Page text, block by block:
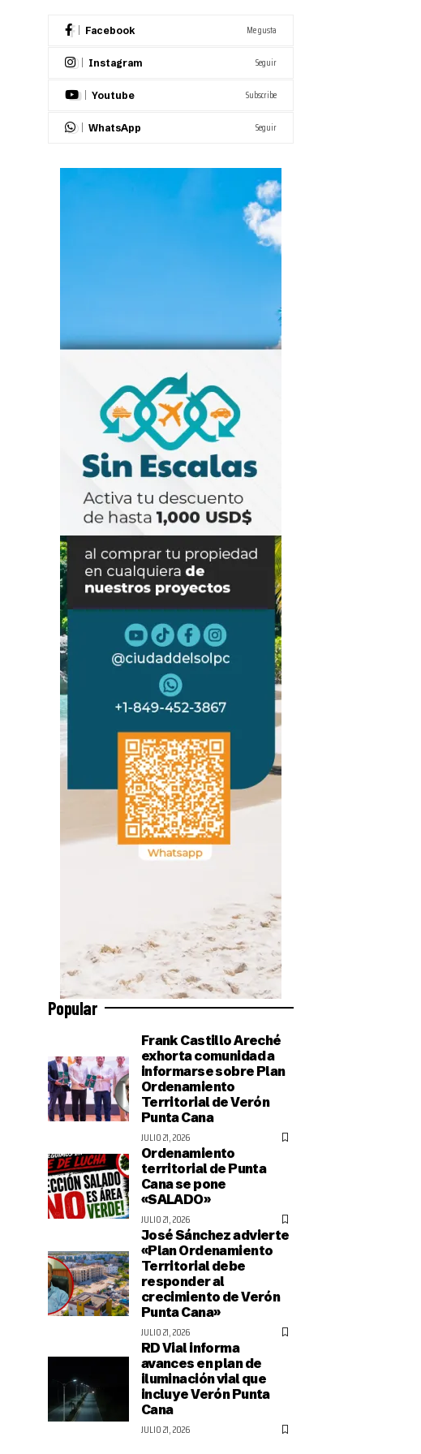
Facebook Me gusta
Instagram Seguir
Youtube Subscribe
WhatsApp Seguir
Popular
Frank Castillo Areché
exhorta comunidad a
informarse sobre Plan
Ordenamiento
Territorial de Verón
Punta Cana
JULIO 21, 2026
Ordenamiento
territorial de Punta
Cana se pone
«SALADO»
JULIO 21, 2026
José Sánchez advierte
«Plan Ordenamiento
Territorial debe
responder al
crecimiento de Verón
Punta Cana»
JULIO 21, 2026
RD Vial informa
avances en plan de
iluminación vial que
incluye Verón Punta
Cana
JULIO 21, 2026